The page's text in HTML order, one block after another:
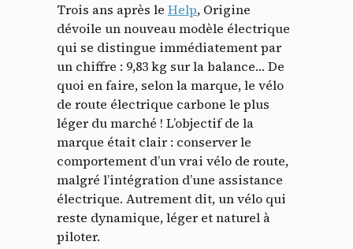
Trois ans après le Help, Origine
dévoile un nouveau modèle électrique
qui se distingue immédiatement par
un chiffre : 9,83 kg sur la balance… De
quoi en faire, selon la marque, le vélo
de route électrique carbone le plus
léger du marché ! L’objectif de la
marque était clair : conserver le
comportement d’un vrai vélo de route,
malgré l’intégration d’une assistance
électrique. Autrement dit, un vélo qui
reste dynamique, léger et naturel à
piloter.